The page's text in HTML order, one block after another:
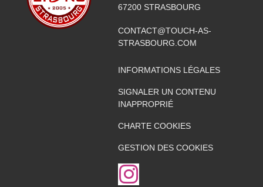
67200 STRASBOURG
CONTACT@TOUCH-AS-
STRASBOURG.COM
INFORMATIONS LÉGALES
SIGNALER UN CONTENU
INAPPROPRIÉ
CHARTE COOKIES
GESTION DES COOKIES